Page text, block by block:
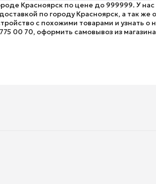
Красноярск по цене до 999999. У
по городу Красноярск, а так же
с похожими товарами и узнать
00 70, оформить самовывоз из